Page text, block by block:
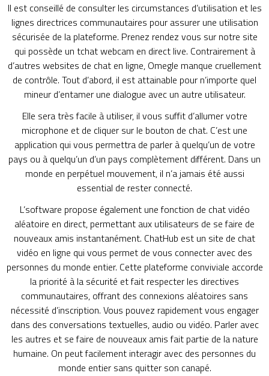
Il est conseillé de consulter les circumstances d’utilisation et les
lignes directrices communautaires pour assurer une utilisation
sécurisée de la plateforme. Prenez rendez vous sur notre site
qui possède un tchat webcam en direct live. Contrairement à
d’autres websites de chat en ligne, Omegle manque cruellement
de contrôle. Tout d’abord, il est attainable pour n’importe quel
mineur d’entamer une dialogue avec un autre utilisateur.
Elle sera très facile à utiliser, il vous suffit d’allumer votre
microphone et de cliquer sur le bouton de chat. C’est une
application qui vous permettra de parler à quelqu’un de votre
pays ou à quelqu’un d’un pays complètement différent. Dans un
monde en perpétuel mouvement, il n’a jamais été aussi
essential de rester connecté.
L’software propose également une fonction de chat vidéo
aléatoire en direct, permettant aux utilisateurs de se faire de
nouveaux amis instantanément. ChatHub est un site de chat
vidéo en ligne qui vous permet de vous connecter avec des
personnes du monde entier. Cette plateforme conviviale accorde
la priorité à la sécurité et fait respecter les directives
communautaires, offrant des connexions aléatoires sans
nécessité d’inscription. Vous pouvez rapidement vous engager
dans des conversations textuelles, audio ou vidéo. Parler avec
les autres et se faire de nouveaux amis fait partie de la nature
humaine. On peut facilement interagir avec des personnes du
monde entier sans quitter son canapé.